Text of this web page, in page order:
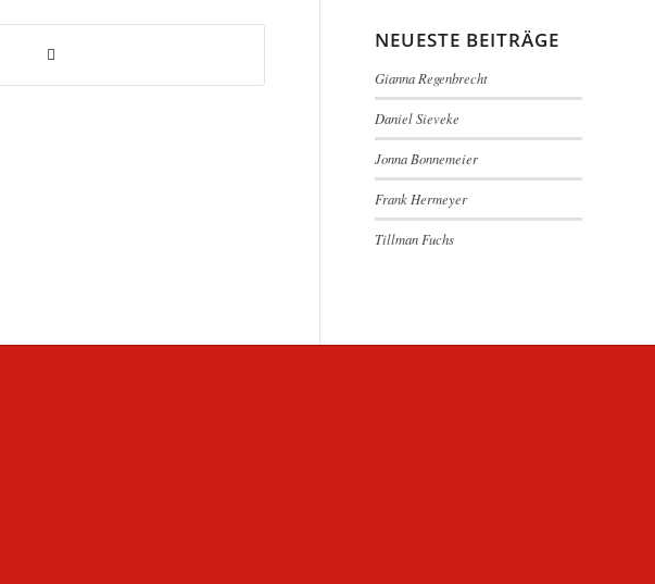
NEUESTE BEITRÄGE
Gianna Regenbrecht
Daniel Sieveke
Jonna Bonnemeier
Frank Hermeyer
Tillman Fuchs